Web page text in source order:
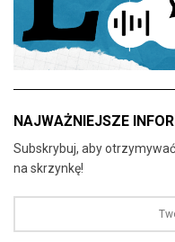
NAJWAŻNIEJSZE
Subskrybuj, aby
na skrzynkę!